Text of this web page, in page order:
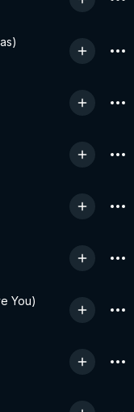
You)